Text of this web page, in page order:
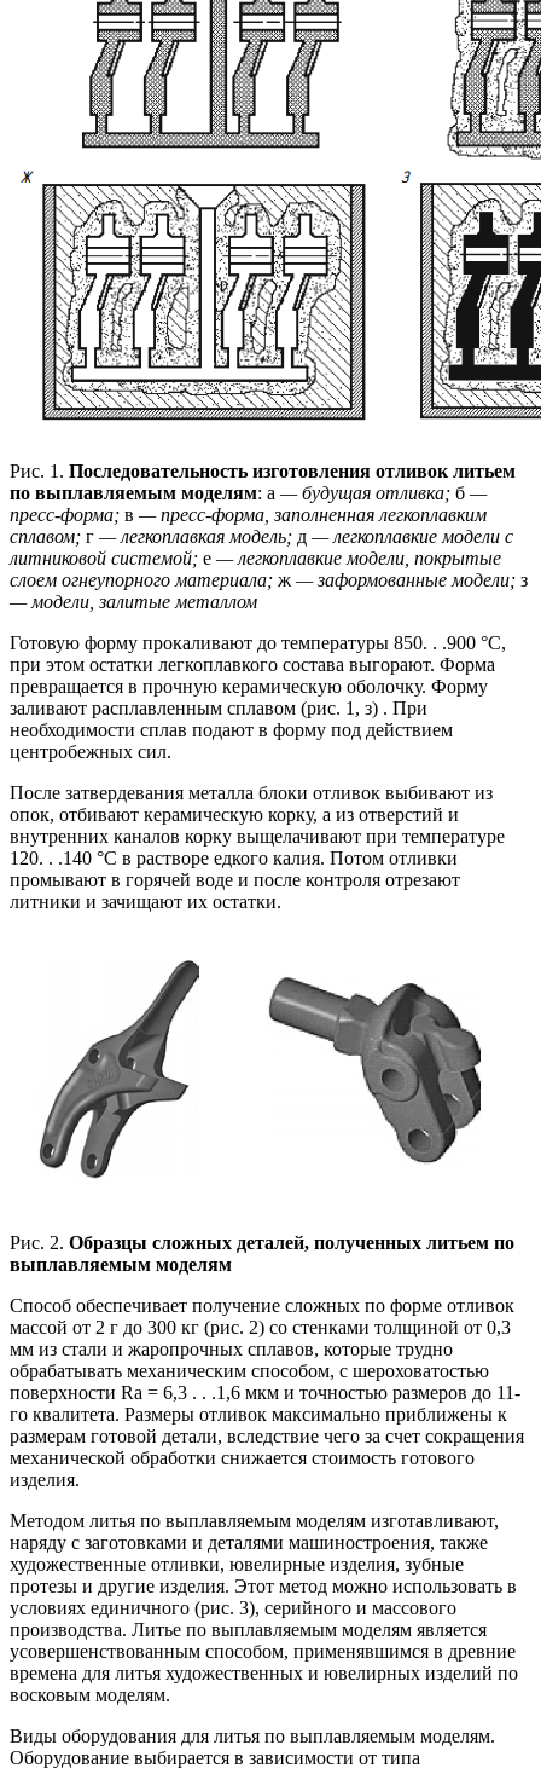
Рис. 1. Последовательность изготовления отливок литьем
по выплавляемым моделям: а — будущая отливка; б —
пресс-форма; в — пресс-форма, заполненная легкоплавким
сплавом; г — легкоплавкая модель; д — легкоплавкие модели с
литниковой системой; е — легкоплавкие модели, покрытые
слоем огнеупорного материала; ж — заформованные модели; з
— модели, залитые металлом
Готовую форму прокаливают до температуры 850. . .900 °С,
при этом остатки легкоплавкого состава выгорают. Форма
превращается в прочную керамическую оболочку. Форму
заливают расплавленным сплавом (рис. 1, з) . При
необходимости сплав подают в форму под действием
центробежных сил.
После затвердевания металла блоки отливок выбивают из
опок, отбивают керамическую корку, а из отверстий и
внутренних каналов корку выщелачивают при температуре
120. . .140 °С в растворе едкого калия. Потом отливки
промывают в горячей воде и после контроля отрезают
литники и зачищают их остатки.
Рис. 2. Образцы сложных деталей, полученных литьем по
выплавляемым моделям
Способ обеспечивает получение сложных по форме отливок
массой от 2 г до 300 кг (рис. 2) со стенками толщиной от 0,3
мм из стали и жаропрочных сплавов, которые трудно
обрабатывать механическим способом, с шероховатостью
поверхности Ra = 6,3 . . .1,6 мкм и точностью размеров до 11-
го квалитета. Размеры отливок максимально приближены к
размерам готовой детали, вследствие чего за счет сокращения
механической обработки снижается стоимость готового
изделия.
Методом литья по выплавляемым моделям изготавливают,
наряду с заготовками и деталями машиностроения, также
художественные отливки, ювелирные изделия, зубные
протезы и другие изделия. Этот метод можно использовать в
условиях единичного (рис. 3), серийного и массового
производства. Литье по выплавляемым моделям является
усовершенствованным способом, применявшимся в древние
времена для литья художественных и ювелирных изделий по
восковым моделям.
Виды оборудования для литья по выплавляемым моделям.
Оборудование выбирается в зависимости от типа